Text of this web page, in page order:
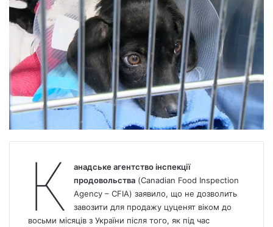
К
анадське агентство інспекції
продовольства(Canadian Food Inspection
Agency – CFIA) заявило, що не дозволить
завозити для продажу цуценят віком до
восьми місяців з України після того, як під час